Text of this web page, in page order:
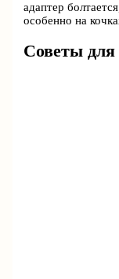
адаптер
особенно на
Советы для